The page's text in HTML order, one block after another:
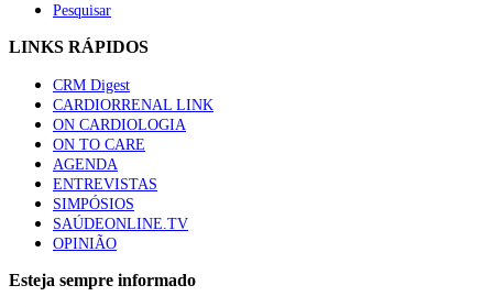
Quase quatro em cada dez doentes com enfarte
apresentavam níveis elevados de Lp(a), revela estudo
86 visualizações
Trodelvy aprovado para primeira linha no cancro da
mama triplo negativo metastático em doentes não
elegíveis para inibidores PD-(L)1
61 visualizações
MAIS NOTÍCIAS
Pesquisar
LINKS RÁPIDOS
CRM Digest
CARDIORRENAL LINK
ON CARDIOLOGIA
ON TO CARE
AGENDA
ENTREVISTAS
SIMPÓSIOS
SAÚDEONLINE.TV
OPINIÃO
Esteja sempre informado